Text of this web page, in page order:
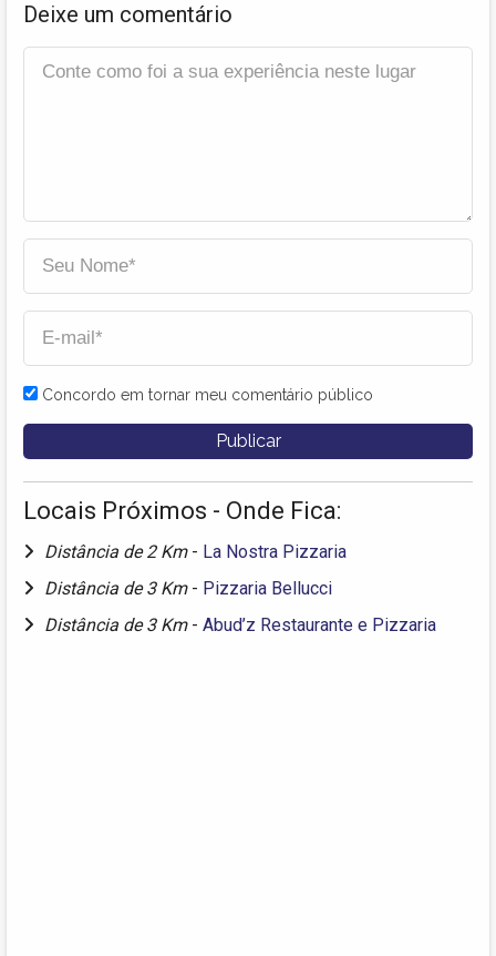
Deixe um comentário
Concordo em tornar meu comentário público
Locais Próximos - Onde Fica:
Distância de 2 Km - La Nostra Pizzaria
Distância de 3 Km - Pizzaria Bellucci
Distância de 3 Km - Abud’z Restaurante e Pizzaria